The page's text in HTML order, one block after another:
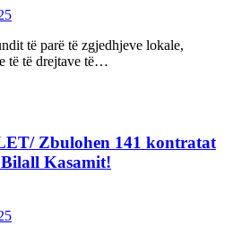
të parë të zgjedhjeve lokale,
të të drejtave të…
Zbulohen 141 kontratat
Kasamit!